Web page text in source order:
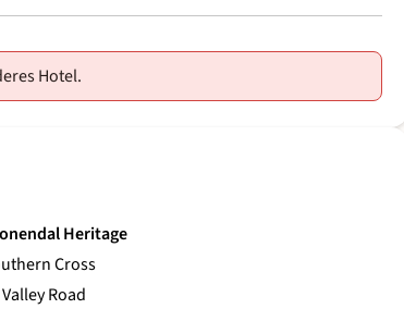
Hotel.
Heritage
Cross
Road